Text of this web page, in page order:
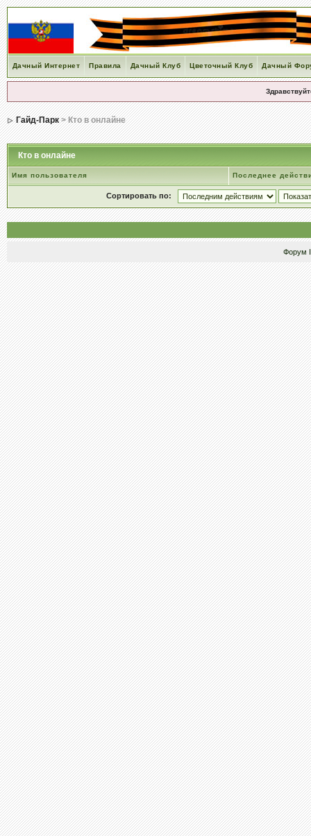
Дачный Интернет Правила Дачный Клуб Цветочный Клуб Дачный
Гайд-Парк> Кто в онлайне
Кто в онлайне
Имя пользователя Последнее
Сортировать по:
Форум